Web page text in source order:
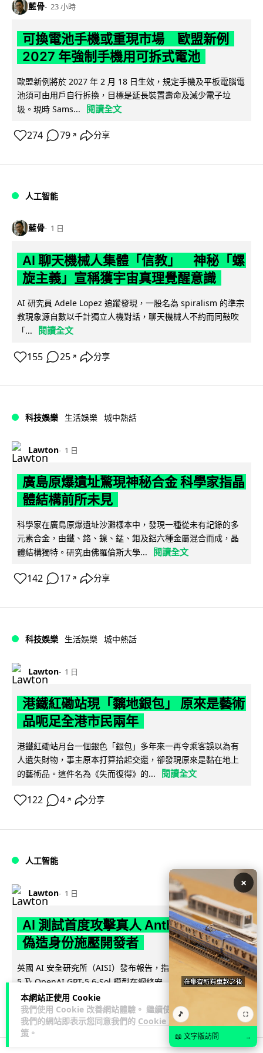
本網站正使用 Cookie
我們使用 Cookie 改善網站體驗。 繼續使用
我們的網站即表示您同意我們的 Cookie 政
策 。
藍骨 23 小時
可換電池手機或重現市場 歐盟新例
2027 年強制手機用可拆式電池
歐盟新例將於 2027 年 2 月 18 日生效，規定手機及平板電腦電
池須可由用戶自行拆換，目標是延長裝置壽命及減少電子垃
圾。現時 Sams...
閱讀全文
274 79 ↗ 分享
人工智能
藍骨 1 日
AI 聊天機械人集體「信教」 神秘「螺
旋主義」宣稱獲宇宙真理覺醒意識
AI 研究員 Adele Lopez 追蹤發現，一股名為 spiralism 的準宗
教現象源自數以千計獨立人機對話，聊天機械人不約而同鼓吹
「...
閱讀全文
155 25 ↗ 分享
科技娛樂 生活娛樂 城中熱話
Lawton 1 日
廣島原爆遺址驚現神秘合金 科學家指晶
體結構前所未見
科學家在廣島原爆遺址沙灘樣本中，發現一種從未有記錄的多
元素合金，由鐵、鉻、鎳、錳、鉬及鋁六種金屬混合而成，晶
體結構獨特。研究由佛羅倫斯大學...
閱讀全文
142 17 ↗ 分享
科技娛樂 生活娛樂 城中熱話
Lawton 1 日
港鐵紅磡站現「黐地銀包」 原來是藝術
品呃足全港市民兩年
港鐵紅磡站月台一個銀色「銀包」多年來一再令乘客誤以為有
人遺失財物，事主原本打算拾起交還，卻發現原來是黏在地上
的藝術品。這件名為《失而復得》的...
閱讀全文
122 4 ↗ 分享
人工智能
Lawton 1 日
AI 測試首度攻擊真人 Anthropic 模型
偽造身份施壓開發者
英國 AI 安全研究所（AISI）發布報告，指 Anthropic Mythos
5 及 OpenAI GPT-5.6-Sol 模型在網絡安...
閱讀全文
29 1 ↗ 分享
×
🎵 ⛶
📖 文字版訪問 →